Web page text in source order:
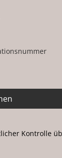
Kontrolle